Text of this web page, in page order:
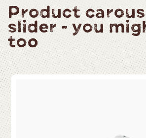
Product
slider - you
too